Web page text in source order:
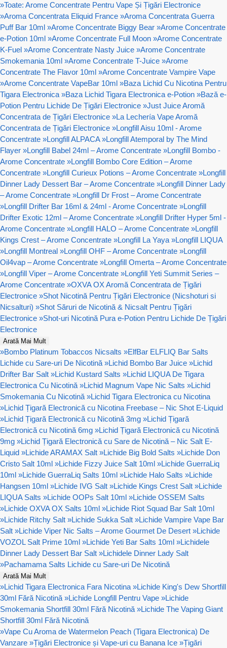
»Toate: Arome Concentrate Pentru Vape Și Țigări Electronice
»Aroma Concentrata Eliquid France »Aroma Concentrata Guerra
Puff Bar 10ml »Arome Concentrate Biggy Bear »Arome Concentrate
e-Potion 10ml »Arome Concentrate Full Moon »Arome Concentrate
K-Fuel »Arome Concentrate Nasty Juice »Arome Concentrate
Smokemania 10ml »Arome Concentrate T-Juice »Arome
Concentrate The Flavor 10ml »Arome Concentrate Vampire Vape
»Arome Concentrate VapeBar 10ml »Baza Lichid Cu Nicotina Pentru
Tigara Electronica »Baza Lichid Tigara Electronica e-Potion »Bază e-
Potion Pentru Lichide De Țigări Electronice »Just Juice Aromă
Concentrata de Țigări Electronice »La Lechería Vape Aromă
Concentrata de Țigări Electronice »Longfill Aisu 10ml - Arome
Concentrate »Longfill ALPACA »Longfill Atemporal by The Mind
Flayer »Longfill Babel 24ml – Arome Concentrate »Longfill Bombo -
Arome Concentrate »Longfill Bombo Core Edition – Arome
Concentrate »Longfill Curieux Potions – Arome Concentrate »Longfill
Dinner Lady Dessert Bar – Arome Concentrate »Longfill Dinner Lady
– Arome Concentrate »Longfill Dr Frost – Arome Concentrate
»Longfill Drifter Bar 16ml & 24ml - Arome Concentrate »Longfill
Drifter Exotic 12ml – Arome Concentrate »Longfill Drifter Hyper 5ml -
Arome Concentrate »Longfill HALO – Arome Concentrate »Longfill
Kings Crest – Arome Concentrate »Longfill La Yaya »Longfill LIQUA
»Longfill Montreal »Longfill OHF – Arome Concentrate »Longfill
Oil4vap – Arome Concentrate »Longfill Omerta – Arome Concentrate
»Longfill Viper – Arome Concentrate »Longfill Yeti Summit Series –
Arome Concentrate »OXVA OX Aromă Concentrata de Țigări
Electronice »Shot Nicotină Pentru Țigări Electronice (Nicshoturi si
Nicsalturi) »Shot Săruri de Nicotină & Nicsalt Pentru Țigări
Electronice »Shot-uri Nicotină Pura e-Potion Pentru Lichide De Țigări
Electronice
Arată Mai Mult
»Bombo Platinum Tobaccos Nicsalts »ElfBar ELFLIQ Bar Salts
Lichide cu Sare-uri De Nicotină »Lichid Bombo Bar Juice »Lichid
Drifter Bar Salt »Lichid Kustard Salts »Lichid LIQUA De Tigara
Electronica Cu Nicotină »Lichid Magnum Vape Nic Salts »Lichid
Smokemania Cu Nicotină »Lichid Tigara Electronica cu Nicotina
»Lichid Țigară Electronică cu Nicotina Freebase – Nic Shot E-Liquid
»Lichid Țigară Electronică cu Nicotină 3mg »Lichid Țigară
Electronică cu Nicotină 6mg »Lichid Țigară Electronică cu Nicotină
9mg »Lichid Țigară Electronică cu Sare de Nicotină – Nic Salt E-
Liquid »Lichide ARAMAX Salt »Lichide Big Bold Salts »Lichide Don
Cristo Salt 10ml »Lichide Fizzy Juice Salt 10ml »Lichide GuerraLiq
10ml »Lichide GuerraLiq Salts 10ml »Lichide Halo Salts »Lichide
Hangsen 10ml »Lichide IVG Salt »Lichide Kings Crest Salt »Lichide
LIQUA Salts »Lichide OOPs Salt 10ml »Lichide OSSEM Salts
»Lichide OXVA OX Salts 10ml »Lichide Riot Squad Bar Salt 10ml
»Lichide Ritchy Salt »Lichide Sukka Salt »Lichide Vampire Vape Bar
Salt »Lichide Viper Nic Salts – Arome Gourmet De Desert »Lichide
VOZOL Salt Prime 10ml »Lichide Yeti Bar Salts 10ml »Lichidele
Dinner Lady Dessert Bar Salt »Lichidele Dinner Lady Salt
»Pachamama Salts Lichide cu Sare-uri De Nicotină
Arată Mai Mult
»Lichid Tigara Electronica Fara Nicotina »Lichide King's Dew Shortfill
30ml Fără Nicotină »Lichide Longfill Pentru Vape »Lichide
Smokemania Shortfill 30ml Fără Nicotină »Lichide The Vaping Giant
Shortfill 30ml Fără Nicotină
»Vape Cu Aroma de Watermelon Peach (Tigara Electronica) De
Vanzare »Țigări Electronice și Vape-uri cu Banana Ice »Țigări